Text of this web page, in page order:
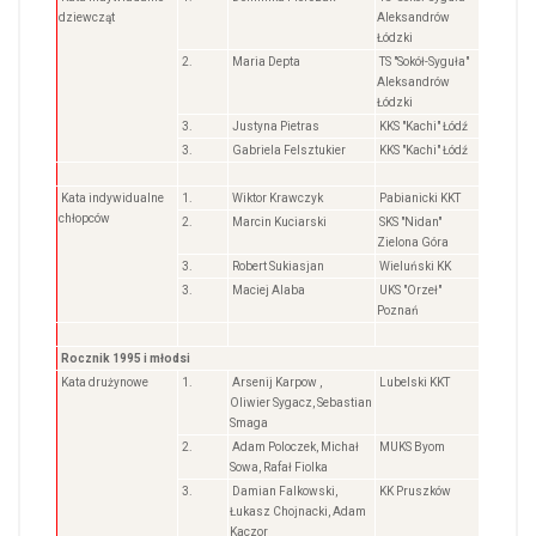
dziewcząt
Aleksandrów
Łódzki
2.
Maria Depta
TS "Sokół-Syguła"
Aleksandrów
Łódzki
3.
Justyna Pietras
KKS "Kachi" Łódź
3.
Gabriela Felsztukier KKS "Kachi" Łódź
Kata indywidualne
chłopców
1. Wiktor Krawczyk
Pabianicki KKT
2.
Marcin Kuciarski
SKS "Nidan"
Zielona Góra
3.
Robert Sukiasjan
Wieluński KK
3.
Maciej Alaba
UKS "Orzeł"
Poznań
Rocznik 1995 i młodsi
Kata drużynowe
1.
Arsenij Karpow ,
Oliwier Sygacz, Sebastian
Smaga
Lubelski KKT
2.
Adam Poloczek, Michał
Sowa, Rafał Fiolka
MUKS Byom
3.
Damian Falkowski,
Łukasz Chojnacki, Adam
Kaczor
KK Pruszków